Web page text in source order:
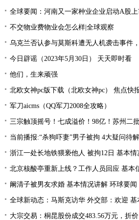
全球要闻：河南又一家种业企业启动A股上市，
不交物业费物业会怎么样|全球观察
乌克兰否认参与莫斯科遭无人机袭击事件，乌总统办公室顾问
今日辟谣（2023年5月30日） 天天即时看
他们，生来顽强
北欧女神pc版下载（北欧女神pc） 焦点快
军刀aicms（QQ军刀2008全攻略）
三宗触顶摇号！七成溢价！98亿！苏州二批拍地
当前播报:“杀狗吓妻”男子被拘 4大疑问待
浙江一处长地铁猥亵他人 被拘12日 基本情
北京核酸亭重新上线？工作人员回应 基本
阚清子被男友求婚 基本情况讲解 环球要闻
全球新动态：马斯克访华 外交部：欢迎 基
大宗交易：桐昆股份成交483.56万元，折价